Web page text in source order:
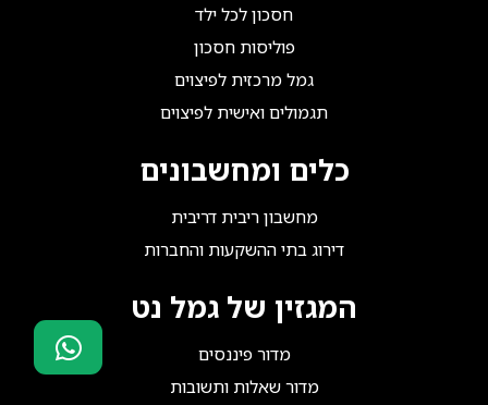
חסכון לכל ילד
פוליסות חסכון
גמל מרכזית לפיצוים
תגמולים ואישית לפיצוים
כלים ומחשבונים
מחשבון ריבית דריבית
דירוג בתי ההשקעות והחברות
המגזין של גמל נט
מדור פיננסים
מדור שאלות ותשובות